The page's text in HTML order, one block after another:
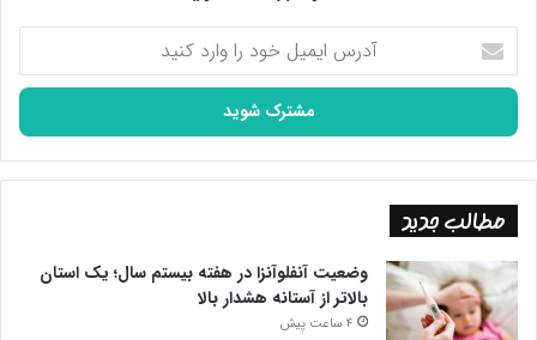
آدرس
ایمیل
خود
وارد
کنید
مطالب جدید
وضعیت آنفلوآنزا در هفته بیستم سال؛ یک استان
بالاتر از آستانه هشدار بالا
4 ساعت پیش